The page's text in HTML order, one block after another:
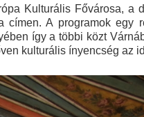
Kulturális Fővárosa, a
A programok egy
így a többi közt
kulturális ínyencség az